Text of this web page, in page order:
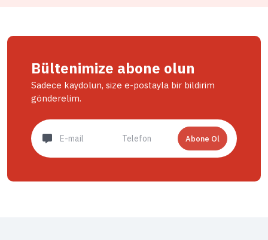
Bültenimize abone olun
Sadece kaydolun, size e-postayla bir bildirim
gönderelim.
Abone Ol